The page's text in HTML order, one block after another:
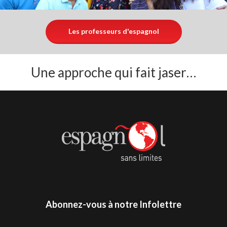
Les professeurs d'espagnol
Une approche qui fait jaser…
Abonnez-vous à notre Infolettre